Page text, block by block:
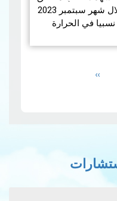
المح… قراءة المزيدالبلاد خلال شهر سبتمبر 2023
نسبيا في الحرارة
لمتوسط ​​درجات الحرارة (27
قراءة المزيد
Next
››